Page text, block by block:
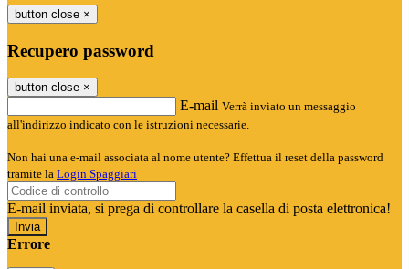
button close ×
Recupero password
button close ×
E-mail Verrà inviato un messaggio
all'indirizzo indicato con le istruzioni necessarie.
Non hai una e-mail associata al nome utente? Effettua il reset della password
tramite la Login Spaggiari
E-mail inviata, si prega di controllare la casella di posta elettronica!
Errore